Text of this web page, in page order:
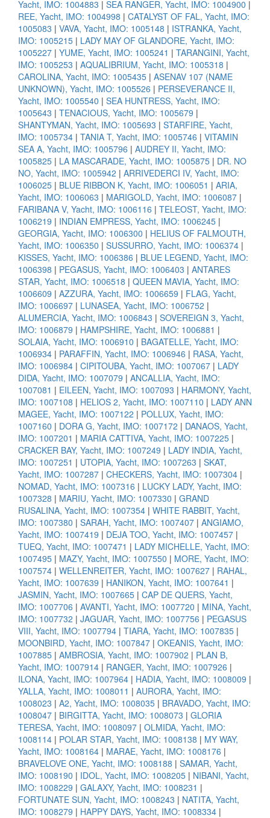
Yacht, IMO: 1004883 | SEA RANGER, Yacht, IMO: 1004900 |
REE, Yacht, IMO: 1004998 | CATALYST OF FAL, Yacht, IMO:
1005083 | VAVA, Yacht, IMO: 1005148 | ISTRANKA, Yacht,
IMO: 1005215 | LADY MAY OF GLANDORE, Yacht, IMO:
1005227 | YUME, Yacht, IMO: 1005241 | TARANGINI, Yacht,
IMO: 1005253 | AQUALIBRIUM, Yacht, IMO: 1005318 |
CAROLINA, Yacht, IMO: 1005435 | ASENAV 107 (NAME
UNKNOWN), Yacht, IMO: 1005526 | PERSEVERANCE II,
Yacht, IMO: 1005540 | SEA HUNTRESS, Yacht, IMO:
1005643 | TENACIOUS, Yacht, IMO: 1005679 |
SHANTYMAN, Yacht, IMO: 1005693 | STARFIRE, Yacht,
IMO: 1005734 | TANIA T, Yacht, IMO: 1005746 | VITAMIN
SEA A, Yacht, IMO: 1005796 | AUDREY II, Yacht, IMO:
1005825 | LA MASCARADE, Yacht, IMO: 1005875 | DR. NO
NO, Yacht, IMO: 1005942 | ARRIVEDERCI IV, Yacht, IMO:
1006025 | BLUE RIBBON K, Yacht, IMO: 1006051 | ARIA,
Yacht, IMO: 1006063 | MARIGOLD, Yacht, IMO: 1006087 |
FARIBANA V, Yacht, IMO: 1006116 | TELEOST, Yacht, IMO:
1006219 | INDIAN EMPRESS, Yacht, IMO: 1006245 |
GEORGIA, Yacht, IMO: 1006300 | HELIUS OF FALMOUTH,
Yacht, IMO: 1006350 | SUSSURRO, Yacht, IMO: 1006374 |
KISSES, Yacht, IMO: 1006386 | BLUE LEGEND, Yacht, IMO:
1006398 | PEGASUS, Yacht, IMO: 1006403 | ANTARES
STAR, Yacht, IMO: 1006518 | QUEEN MAVIA, Yacht, IMO:
1006609 | AZZURA, Yacht, IMO: 1006659 | FLAG, Yacht,
IMO: 1006697 | LUNASEA, Yacht, IMO: 1006752 |
ALUMERCIA, Yacht, IMO: 1006843 | SOVEREIGN 3, Yacht,
IMO: 1006879 | HAMPSHIRE, Yacht, IMO: 1006881 |
SOLAIA, Yacht, IMO: 1006910 | BAGATELLE, Yacht, IMO:
1006934 | PARAFFIN, Yacht, IMO: 1006946 | RASA, Yacht,
IMO: 1006984 | CIPITOUBA, Yacht, IMO: 1007067 | LADY
DIDA, Yacht, IMO: 1007079 | ANCALLIA, Yacht, IMO:
1007081 | EILEEN, Yacht, IMO: 1007093 | HARMONY, Yacht,
IMO: 1007108 | HELIOS 2, Yacht, IMO: 1007110 | LADY ANN
MAGEE, Yacht, IMO: 1007122 | POLLUX, Yacht, IMO:
1007160 | DORA G, Yacht, IMO: 1007172 | DANAOS, Yacht,
IMO: 1007201 | MARIA CATTIVA, Yacht, IMO: 1007225 |
CRACKER BAY, Yacht, IMO: 1007249 | LADY INDIA, Yacht,
IMO: 1007251 | UTOPIA, Yacht, IMO: 1007263 | SKAT,
Yacht, IMO: 1007287 | CHECKERS, Yacht, IMO: 1007304 |
NOMAD, Yacht, IMO: 1007316 | LUCKY LADY, Yacht, IMO:
1007328 | MARIU, Yacht, IMO: 1007330 | GRAND
RUSALINA, Yacht, IMO: 1007354 | WHITE RABBIT, Yacht,
IMO: 1007380 | SARAH, Yacht, IMO: 1007407 | ANGIAMO,
Yacht, IMO: 1007419 | DEJA TOO, Yacht, IMO: 1007457 |
TUEQ, Yacht, IMO: 1007471 | LADY MICHELLE, Yacht, IMO:
1007495 | MAZY, Yacht, IMO: 1007550 | MORE, Yacht, IMO:
1007574 | WELLENREITER, Yacht, IMO: 1007627 | RAHAL,
Yacht, IMO: 1007639 | HANIKON, Yacht, IMO: 1007641 |
JASMIN, Yacht, IMO: 1007665 | CAP DE QUERS, Yacht,
IMO: 1007706 | AVANTI, Yacht, IMO: 1007720 | MINA, Yacht,
IMO: 1007732 | JAGUAR, Yacht, IMO: 1007756 | PEGASUS
VIII, Yacht, IMO: 1007794 | TIARA, Yacht, IMO: 1007835 |
MOONBIRD, Yacht, IMO: 1007847 | OKEANIS, Yacht, IMO:
1007885 | AMBROSIA, Yacht, IMO: 1007902 | PLAN B,
Yacht, IMO: 1007914 | RANGER, Yacht, IMO: 1007926 |
ILONA, Yacht, IMO: 1007964 | HADIA, Yacht, IMO: 1008009 |
YALLA, Yacht, IMO: 1008011 | AURORA, Yacht, IMO:
1008023 | A2, Yacht, IMO: 1008035 | BRAVADO, Yacht, IMO:
1008047 | BIRGITTA, Yacht, IMO: 1008073 | GLORIA
TERESA, Yacht, IMO: 1008097 | OLMIDA, Yacht, IMO:
1008114 | POLAR STAR, Yacht, IMO: 1008138 | MY WAY,
Yacht, IMO: 1008164 | MARAE, Yacht, IMO: 1008176 |
BRAVELOVE ONE, Yacht, IMO: 1008188 | SAMAR, Yacht,
IMO: 1008190 | IDOL, Yacht, IMO: 1008205 | NIBANI, Yacht,
IMO: 1008229 | GALAXY, Yacht, IMO: 1008231 |
FORTUNATE SUN, Yacht, IMO: 1008243 | NATITA, Yacht,
IMO: 1008279 | HAPPY DAYS, Yacht, IMO: 1008334 |